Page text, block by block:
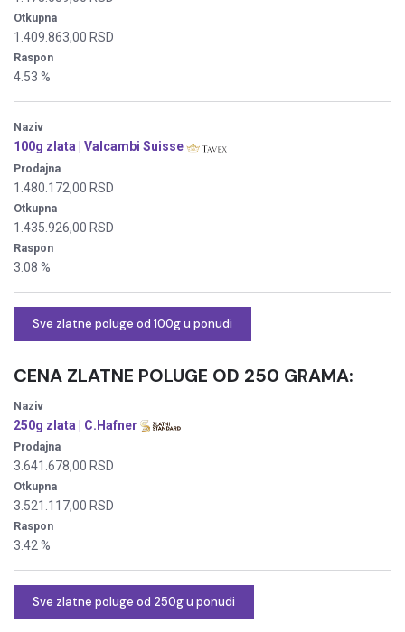
Otkupna
1.409.863,00 RSD
Raspon
4.53 %
Naziv
100g zlata | Valcambi Suisse
Prodajna
1.480.172,00 RSD
Otkupna
1.435.926,00 RSD
Raspon
3.08 %
Sve zlatne poluge od 100g u ponudi
CENA ZLATNE POLUGE OD 250 GRAMA:
Naziv
250g zlata | C.Hafner
Prodajna
3.641.678,00 RSD
Otkupna
3.521.117,00 RSD
Raspon
3.42 %
Sve zlatne poluge od 250g u ponudi